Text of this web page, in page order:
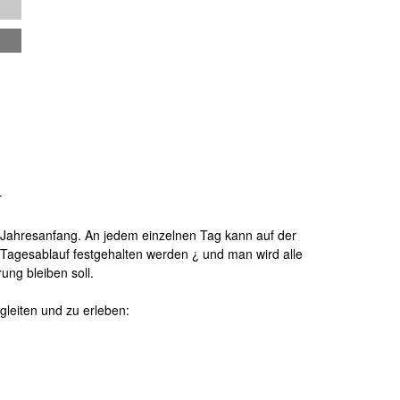
An jedem einzelnen Tag kann auf der
festgehalten werden ¿ und man wird alle
bleiben soll.
und zu erleben: